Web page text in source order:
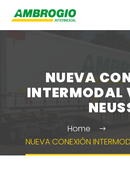
NUEVA
INTERMODAL
Home
NUEVA CONEXIÓN